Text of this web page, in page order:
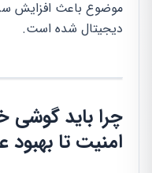
موضوع باعث افزایش
دیجیتال شده است.
چرا باید گوشی
امنیت تا بهبود